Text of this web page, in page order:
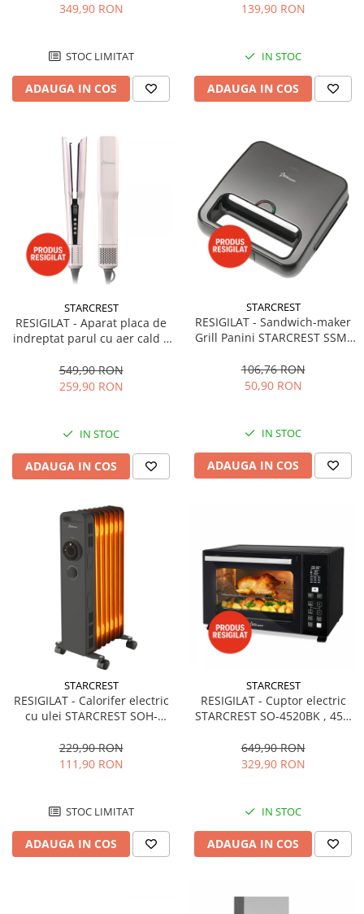
Iluminat & electrice
Prelungitoare
Cutii frigorifice
Climatizare & incalzire
Accesorii aparate climatizare
Aeroterme
Aparate de spalat cu presiune
Calorifere electrice
Climatizare
Purificatoare
Ingrijire personala
personala
Uscatoare de par
Alte obiecte sanitare
măcinare grosieră, rezervor
349,90 RON
STOC LIMITAT
ADAUGA IN COS
Telecomanda, Functie
Protectie supraincalzire
139,90 RON
IN STOC
ADAUGA IN COS
STARCREST
RESIGILAT - Aparat placa de
indreptat parul cu aer cald 2
1300 W, Uscare si indreptare,
Afisaj LCD, Tehnologie cu ioni
549,90 RON
259,90 RON
IN STOC
ADAUGA IN COS
STARCREST
RESIGILAT - Sandwich-maker
Grill Panini STARCREST SSM-
Finisaj Premium Dark Inox
106,76 RON
50,90 RON
IN STOC
ADAUGA IN COS
STARCREST
RESIGILAT - Calorifer electric
cu ulei STARCREST SOH-
trepte de putere, Termostat
mecanic, Protectie
229,90 RON
111,90 RON
STOC LIMITAT
ADAUGA IN COS
STARCREST
RESIGILAT - Cuptor electric
STARCREST SO-4520BK , 45L,
Programe predefinite,
Interfata digitala, Negru
649,90 RON
329,90 RON
IN STOC
ADAUGA IN COS